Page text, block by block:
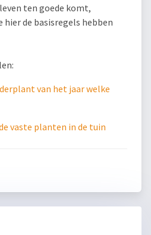
ten goede komt,
hier de basisregels hebben
van het jaar welke
vaste planten in de tuin